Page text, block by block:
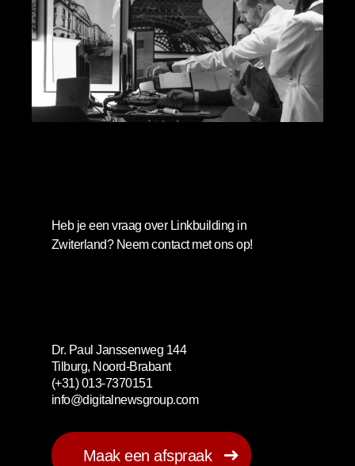
Heb je een vraag over Linkbuilding in
Zwiterland? Neem contact met ons op!
Dr. Paul Janssenweg 144
Tilburg, Noord-Brabant
(+31) 013-7370151
info@digitalnewsgroup.com
Maak een afspraak